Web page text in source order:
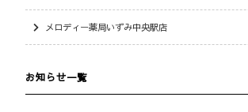
メロディー薬局いずみ中央駅店
お知らせ一覧